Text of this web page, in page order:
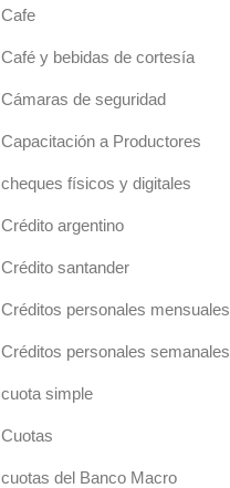
Cafe
Café y bebidas de cortesía
Cámaras de seguridad
Capacitación a Productores
cheques físicos y digitales
Crédito argentino
Crédito santander
Créditos personales mensuales
Créditos personales semanales
cuota simple
Cuotas
cuotas del Banco Macro